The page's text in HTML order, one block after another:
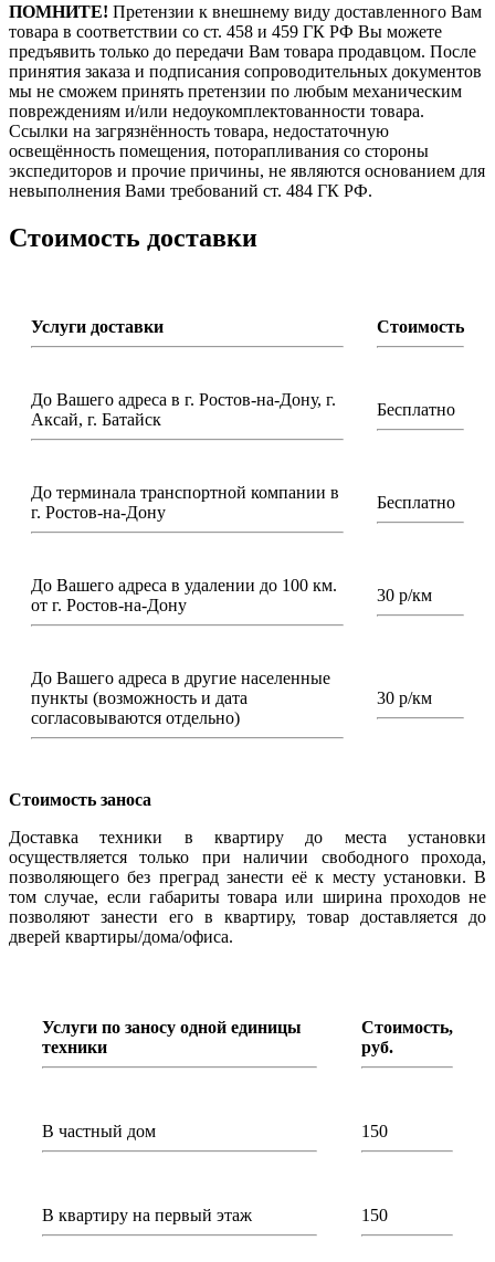
ПОМНИТЕ! Претензии к внешнему виду доставленного Вам
товара в соответствии со ст. 458 и 459 ГК РФ Вы можете
предъявить только до передачи Вам товара продавцом. После
принятия заказа и подписания сопроводительных документов
мы не сможем принять претензии по любым механическим
повреждениям и/или недоукомплектованности товара.
Ссылки на загрязнённость товара, недостаточную
освещённость помещения, поторапливания со стороны
экспедиторов и прочие причины, не являются основанием для
невыполнения Вами требований ст. 484 ГК РФ.
Стоимость доставки
Услуги доставки Стоимость
До Вашего адреса в г. Ростов-на-Дону, г.
Аксай, г. Батайск
Бесплатно
До терминала транспортной компании в
г. Ростов-на-Дону
Бесплатно
До Вашего адреса в удалении до 100 км.
от г. Ростов-на-Дону
30 р/км
До Вашего адреса в другие населенные
пункты (возможность и дата
согласовываются отдельно)
30 р/км
Стоимость заноса
Доставка техники в квартиру до места установки
осуществляется только при наличии свободного прохода,
позволяющего без преград занести её к месту установки. В
том случае, если габариты товара или ширина проходов не
позволяют занести его в квартиру, товар доставляется до
дверей квартиры/дома/офиса.
Услуги по заносу одной единицы
техники
Стоимость,
руб.
В частный дом 150
В квартиру на первый этаж 150